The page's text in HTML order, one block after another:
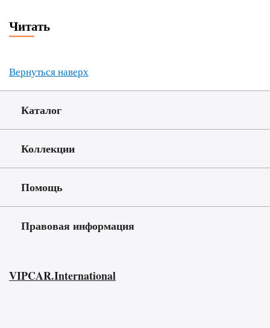
Читать
Вернуться наверх
Каталог
Коллекции
Помощь
Правовая информация
VIPCAR.International